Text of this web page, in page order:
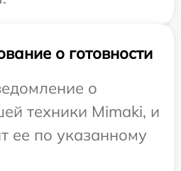
о готовности
о
техники Mimaki, и
ее по указанному